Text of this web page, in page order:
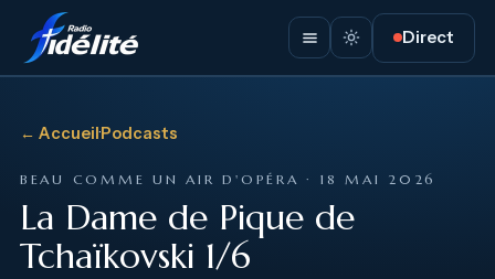
Direct
← Accueil·Podcasts
BEAU COMME UN AIR D'OPÉRA · 18 MAI 2026
La Dame de Pique de
Tchaïkovski 1/6